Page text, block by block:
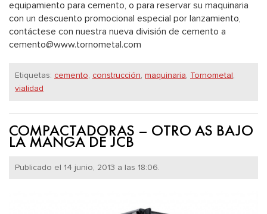
equipamiento para cemento, o para reservar su maquinaria
con un descuento promocional especial por lanzamiento,
contáctese con nuestra nueva división de cemento a
cemento@www.tornometal.com
Etiquetas: cemento, construcción, maquinaria, Tornometal,
vialidad
COMPACTADORAS – OTRO AS BAJO
LA MANGA DE JCB
Publicado el 14 junio, 2013 a las 18:06.